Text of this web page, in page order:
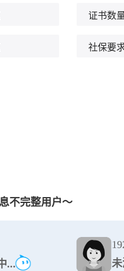
证书数
社保要
不完整用户～
...